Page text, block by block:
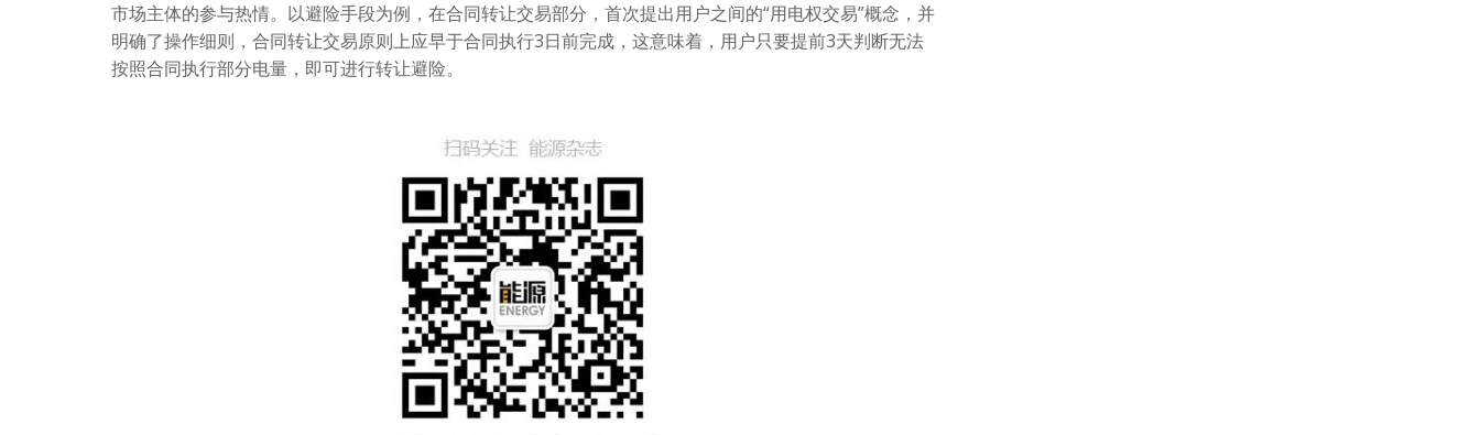
市场主体的参与热情。以避险手段为例，在合同转让交易部分，首次提出用户之间的“用电权交易”概念，并
明确了操作细则，合同转让交易原则上应早于合同执行3日前完成，这意味着，用户只要提前3天判断无法
按照合同执行部分电量，即可进行转让避险。